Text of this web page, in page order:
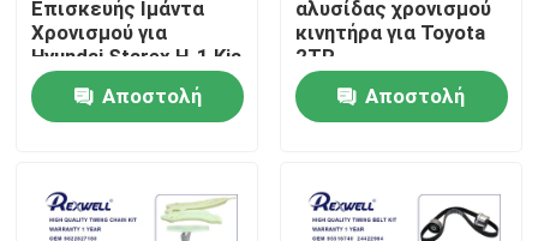
Βίντεο
Επισκέψεις στο εργοστάσιο
Επισκευής Ιμάντα
Χρονισμού για
Hyundai Starex H-1 Kia
K2500 Porter Sorento
Αποστολή
αλυσίδας χρονισμού
κινητήρα για Toyota
2TR
Αποστολή